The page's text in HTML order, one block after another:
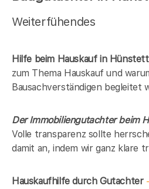
Weiterfühendes
Hilfe beim Hauskauf in
zum Thema Hauskauf und
Bausachverständigen begleitet
Der Immobiliengutachter beim
Volle transparenz sollte
damit an, indem wir ganz klare
Hauskaufhilfe durch Gutachter-